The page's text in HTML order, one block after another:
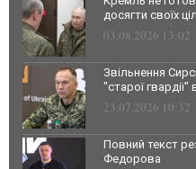
досягти своїх
03.08.2026 13:02
Звільнення
"старої гвардії"
23.07.2026 10:32
Повний текст
Федорова